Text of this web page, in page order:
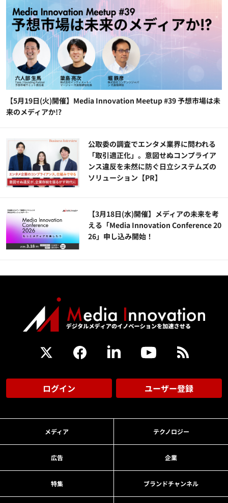
【5月19日(火)開催】Media Innovation Meetup #39 予想市場は未
来のメディアか!?
公​​取委の調査でエンタメ業界に問われる
「取引適正化」。意図せぬコンプライア
ンス違反を未然に防ぐ日立システムズの
ソリューション​【PR】
【3月18日(水)開催】メディアの未来を考
える「Media Innovation Conference 20
26」申し込み開始！
ログイン ユーザー登録
メディア テクノロジー
広告 企業
特集 ブランドチャンネル